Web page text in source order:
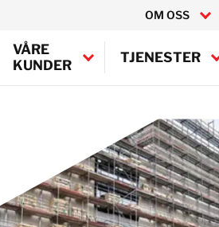
OM OSS
BELFOR Europe (EMEA
Belgia
VÅRE
KUNDER
TJENESTER